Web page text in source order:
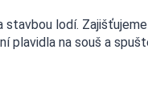
stavbou lodí. Zajišťujeme
plavidla na souš a